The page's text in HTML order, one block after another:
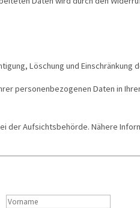
Löschung und
personenbezogenen Daten in
der Aufsichtsbehörde. Nähere